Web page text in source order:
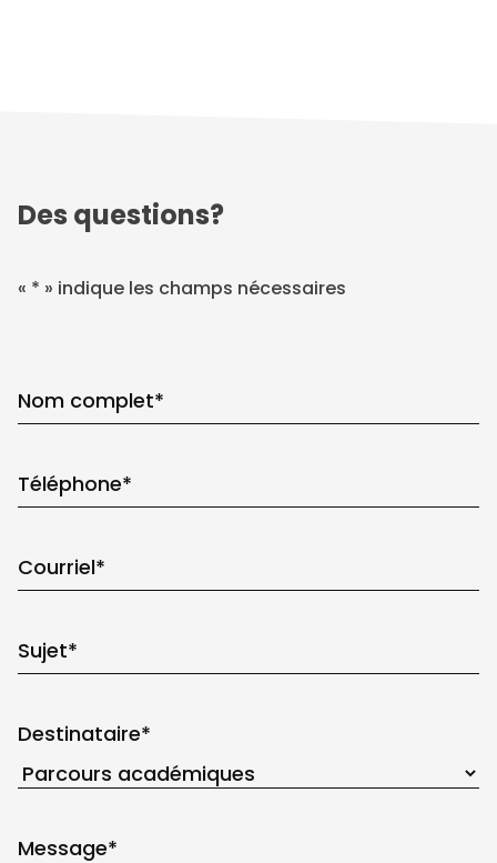
Des questions?
« * » indique les champs nécessaires
Nom complet*
Téléphone*
Courriel*
Sujet*
Destinataire*
Message*